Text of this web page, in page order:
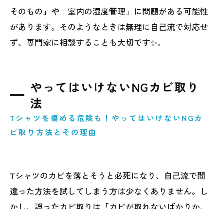
そのもの」や「室内の湿度管理」に問題がある可能性
があります。そのようなときは無理に自己流で対応せ
ず、専門家に相談することも大切です✨。
やってはいけないNGカビ取り
法
Tシャツを傷める危険も！やってはいけないNGカ
ビ取り方法とその理由
Tシャツのカビを落とそうと必死になり、自己流で間
違った方法を試してしまう方は少なくありません。し
かし、誤ったカビ取りは「カビが取れないばかりか、